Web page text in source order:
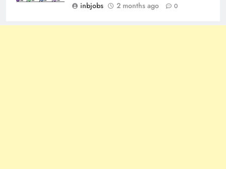
inbjobs
2 months ago 0